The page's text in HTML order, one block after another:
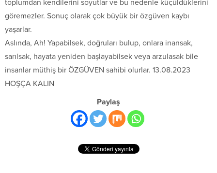
toplumdan kendilerini soyutlar ve bu nedenle küçüldüklerini
göremezler. Sonuç olarak çok büyük bir özgüven kaybı
yaşarlar.
Aslında, Ah! Yapabilsek, doğruları bulup, onlara inansak,
sarılsak, hayata yeniden başlayabilsek veya arzulasak bile
insanlar müthiş bir ÖZGÜVEN sahibi olurlar. 13.08.2023
HOŞÇA KALIN
Paylaş